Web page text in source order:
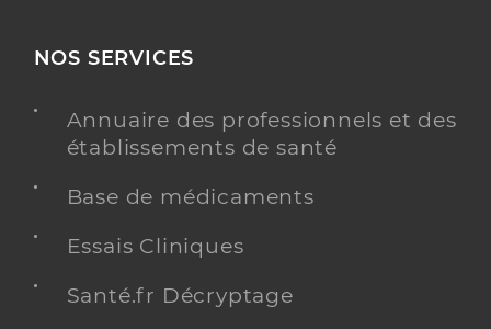
NOS SERVICES
Annuaire des professionnels et des
établissements de santé
Base de médicaments
Essais Cliniques
Santé.fr Décryptage